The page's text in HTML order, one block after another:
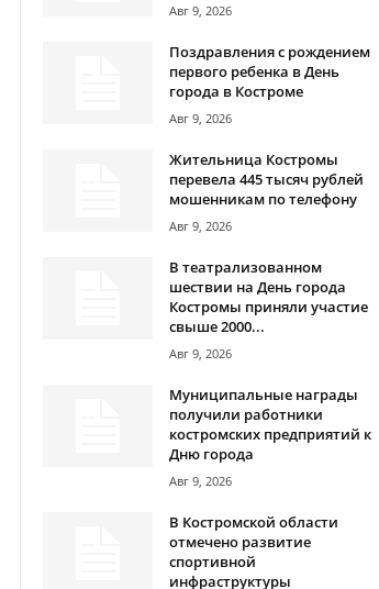
Авг 9, 2026
Поздравления с рождением
первого ребенка в День
города в Костроме
Авг 9, 2026
Жительница Костромы
перевела 445 тысяч рублей
мошенникам по телефону
Авг 9, 2026
В театрализованном
шествии на День города
Костромы приняли участие
свыше 2000...
Авг 9, 2026
Муниципальные награды
получили работники
костромских предприятий к
Дню города
Авг 9, 2026
В Костромской области
отмечено развитие
спортивной
инфраструктуры